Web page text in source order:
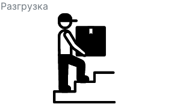
Разгрузка